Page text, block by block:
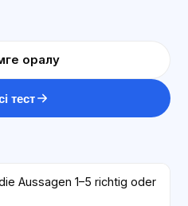
оралу
тест
Aussagen 1–5 richtig oder